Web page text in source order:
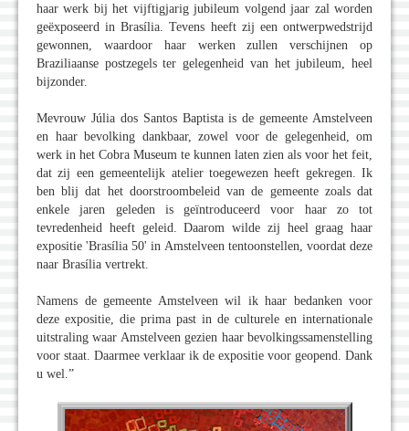
haar werk bij het vijftigjarig jubileum volgend jaar zal worden
geëxposeerd in Brasília. Tevens heeft zij een ontwerpwedstrijd
gewonnen, waardoor haar werken zullen verschijnen op
Braziliaanse postzegels ter gelegenheid van het jubileum, heel
bijzonder.
Mevrouw Júlia dos Santos Baptista is de gemeente Amstelveen
en haar bevolking dankbaar, zowel voor de gelegenheid, om
werk in het Cobra Museum te kunnen laten zien als voor het feit,
dat zij een gemeentelijk atelier toegewezen heeft gekregen. Ik
ben blij dat het doorstroombeleid van de gemeente zoals dat
enkele jaren geleden is geïntroduceerd voor haar zo tot
tevredenheid heeft geleid. Daarom wilde zij heel graag haar
expositie 'Brasília 50' in Amstelveen tentoonstellen, voordat deze
naar Brasília vertrekt.
Namens de gemeente Amstelveen wil ik haar bedanken voor
deze expositie, die prima past in de culturele en internationale
uitstraling waar Amstelveen gezien haar bevolkingssamenstelling
voor staat. Daarmee verklaar ik de expositie voor geopend. Dank
u wel.”